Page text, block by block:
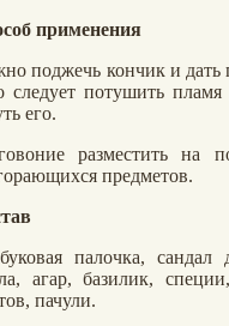
применения
поджечь кончик и дать
следует потушить
его.
разместить на
предметов.
палочка, сандал
агар, базилик,
пачули.